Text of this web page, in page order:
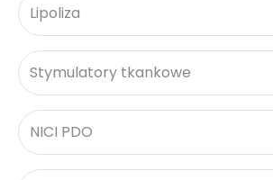
Lipoliza
Stymulatory tkankowe
NICI PDO